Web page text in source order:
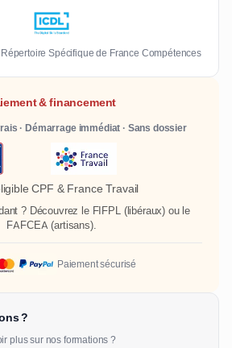
Spécifique de France Compétences
& financement
· Démarrage immédiat · Sans dossier
CPF & France Travail
? Découvrez le FIFPL(libéraux) ou le
FAFCEA (artisans).
Paiement sécurisé
?
plus sur nos formations ?